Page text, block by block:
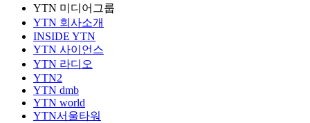
YTN 미디어그룹
YTN 회사소개
INSIDE YTN
YTN 사이언스
YTN 라디오
YTN2
YTN dmb
YTN world
YTN서울타워